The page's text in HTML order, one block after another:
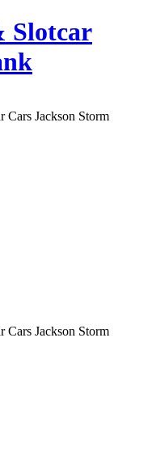
Jackson Storm
Jackson Storm